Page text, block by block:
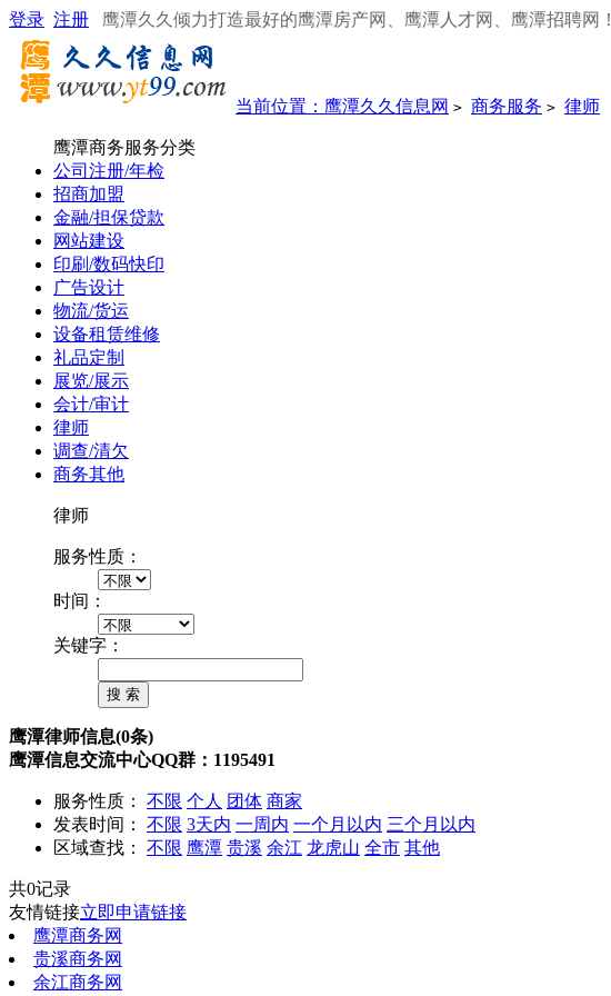
登录 注册 鹰潭久久倾力打造最好的鹰潭房产网、鹰潭人才网、鹰潭招聘网！
当前位置： 鹰潭久久信息网 > 商务服务 > 律师
鹰潭商务服务分类
公司注册/年检
招商加盟
金融/担保贷款
网站建设
印刷/数码快印
广告设计
物流/货运
设备租赁维修
礼品定制
展览/展示
会计/审计
律师
调查/清欠
商务其他
律师
服务性质：
时间：
关键字：
鹰潭律师信息(0条)
鹰潭信息交流中心QQ群：1195491
服务性质： 不限 个人 团体 商家
发表时间：
不限 3天内 一周内 一个月以内 三个月以内
区域查找：
不限 鹰潭 贵溪 余江 龙虎山 全市 其他
共0记录
友情链接立即申请链接
鹰潭商务网
贵溪商务网
余江商务网